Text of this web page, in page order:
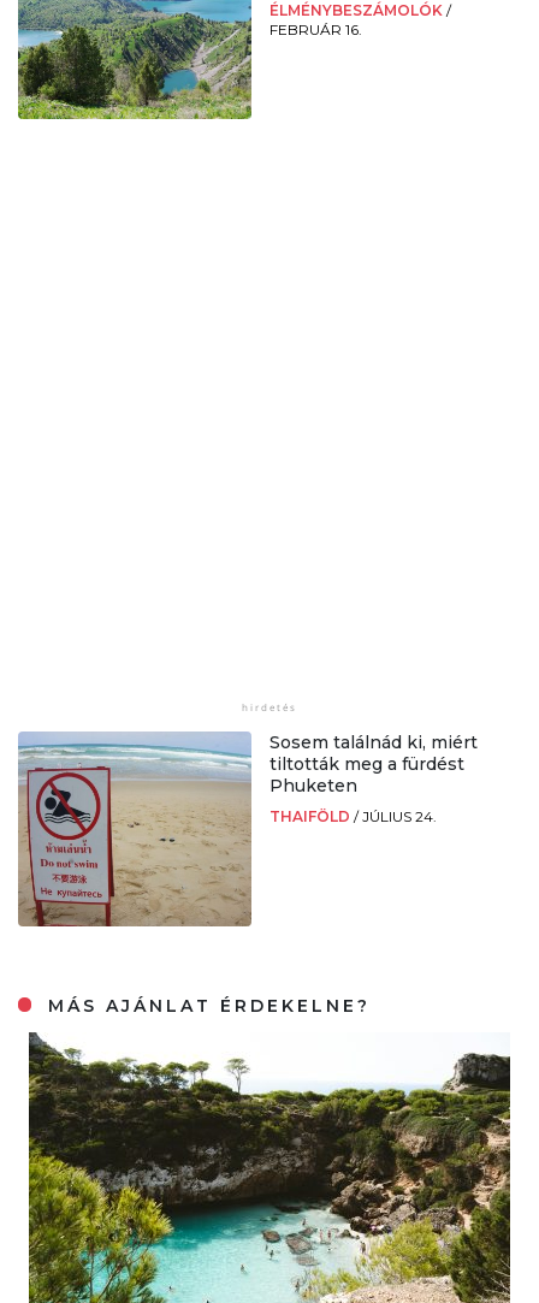
ÉLMÉNYBESZÁMOLÓK /
FEBRUÁR 16.
Sosem találnád ki, miért
tiltották meg a fürdést
Phuketen
THAIFÖLD /JÚLIUS 24.
MÁS AJÁNLAT ÉRDEKELNE?